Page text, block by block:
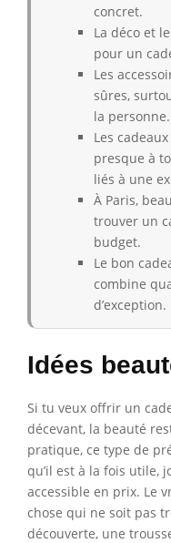
concret.
La déco et
pour un
Les
sûres,
la personne.
Les
presque à
liés à une
À Paris,
trouver un
budget.
Le bon
combine
d’exception.
Idées
Si tu veux offrir un
décevant, la beauté
pratique, ce type de
qu’il est à la fois utile,
accessible en prix. Le
chose qui ne soit pas
découverte, une